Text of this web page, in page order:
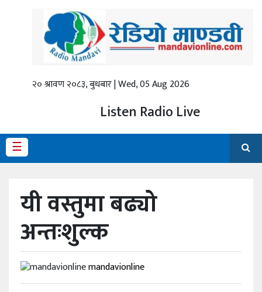
२० श्रावण २०८३, बुधबार | Wed, 05 Aug 2026
Listen Radio Live
☰
राजनीति
कला/
मनोरञ्जन
यी वस्तुमा बढ्यो
अन्तःशुल्क
mandavionline